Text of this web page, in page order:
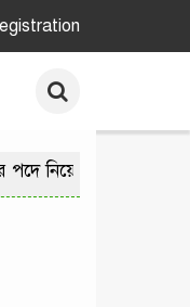
নিয়োগের সুযোগে ২৫